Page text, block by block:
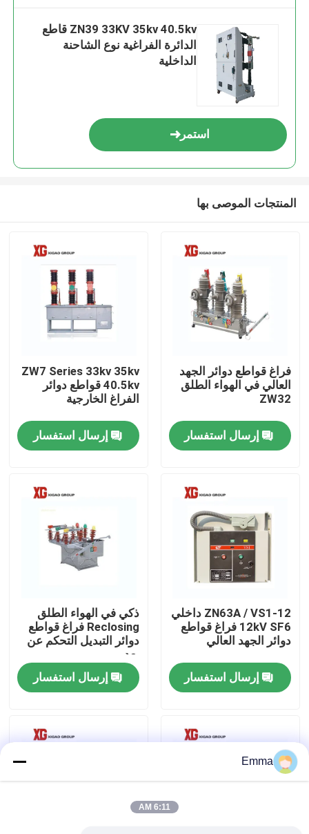
منزل، بيت
معلومات عنا
جولة في المعمل
مراقبة الجودة
اتصل بنا
اطلب اقتباس
تبديل كسر تحميل الهواء
SF6 تبديل كسر الحمل
ZN39 33KV 35kv 40.5kv قاطع
الدائرة الفراغية نوع الشاحنة
الداخلية
استمر
المنتجات الموصى بها
فراغ قواطع دوائر الجهد
العالي في الهواء الطلق
ZW32
إرسال استفسار
ZW7 Series 33kv 35kv
40.5kv قواطع دوائر
الفراغ الخارجية
إرسال استفسار
ZN63A / VS1-12 داخلي
12kV SF6 فراغ قواطع
دوائر الجهد العالي
إرسال استفسار
ذكي في الهواء الطلق
Reclosing فراغ قواطع
دوائر التبديل التحكم عن
بعد
إرسال استفسار
Emma
6:11 AM